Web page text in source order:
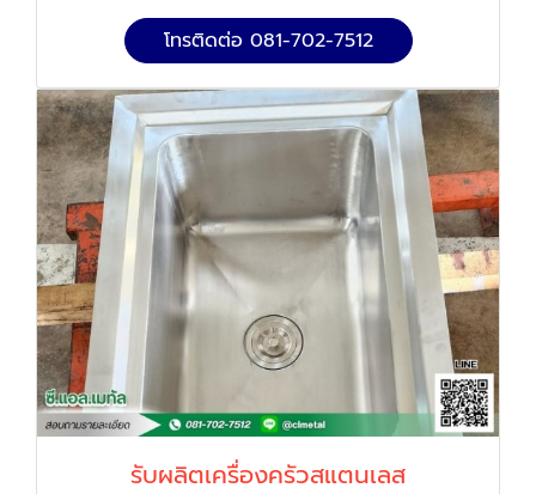
โทรติดต่อ 081-702-7512
รับผลิตเครื่องครัวสแตนเลส